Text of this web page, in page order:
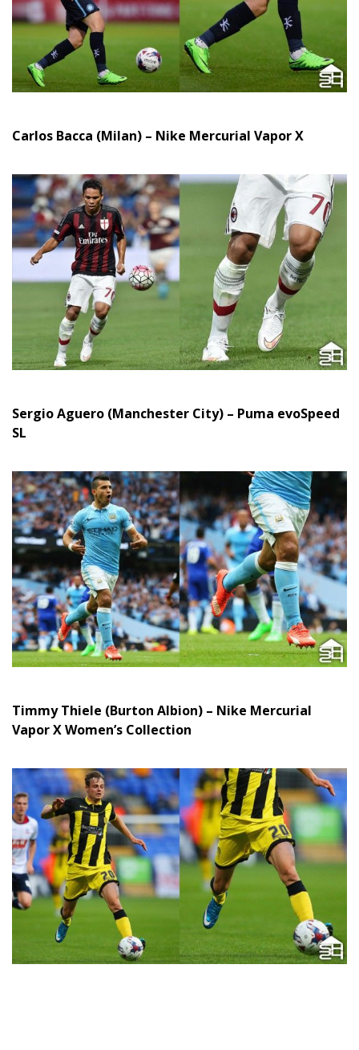
Carlos Bacca (Milan) – Nike Mercurial Vapor X
Sergio Aguero (Manchester City) – Puma evoSpeed
SL
Timmy Thiele (Burton Albion) – Nike Mercurial
Vapor X Women’s Collection